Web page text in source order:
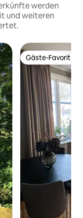
werden
und weiteren
Gäste-Favorit
Gäste-Favorit